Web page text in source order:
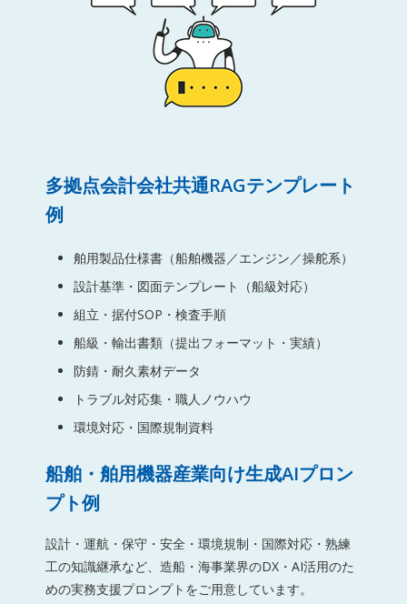
多拠点会計会社共通RAGテンプレート
例
舶用製品仕様書（船舶機器／エンジン／操舵系）
設計基準・図面テンプレート（船級対応）
組立・据付SOP・検査手順
船級・輸出書類（提出フォーマット・実績）
防錆・耐久素材データ
トラブル対応集・職人ノウハウ
環境対応・国際規制資料
船舶・舶用機器産業向け生成AIプロン
プト例
設計・運航・保守・安全・環境規制・国際対応・熟練
工の知識継承など、造船・海事業界のDX・AI活用のた
めの実務支援プロンプトをご用意しています。